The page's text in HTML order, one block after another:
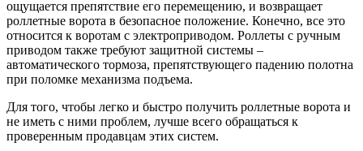
ощущается препятствие его перемещению, и возвращает
роллетные ворота в безопасное положение. Конечно, все это
относится к воротам с электроприводом. Роллеты с ручным
приводом также требуют защитной системы –
автоматического тормоза, препятствующего падению полотна
при поломке механизма подъема.
Для того, чтобы легко и быстро получить роллетные ворота и
не иметь с ними проблем, лучше всего обращаться к
проверенным продавцам этих систем.